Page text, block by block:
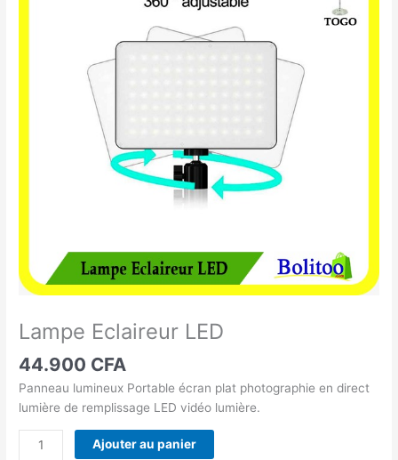
Lampe Eclaireur LED
44.900 CFA
Panneau lumineux Portable écran plat photographie en direct
lumière de remplissage LED vidéo lumière.
Ajouter au panier